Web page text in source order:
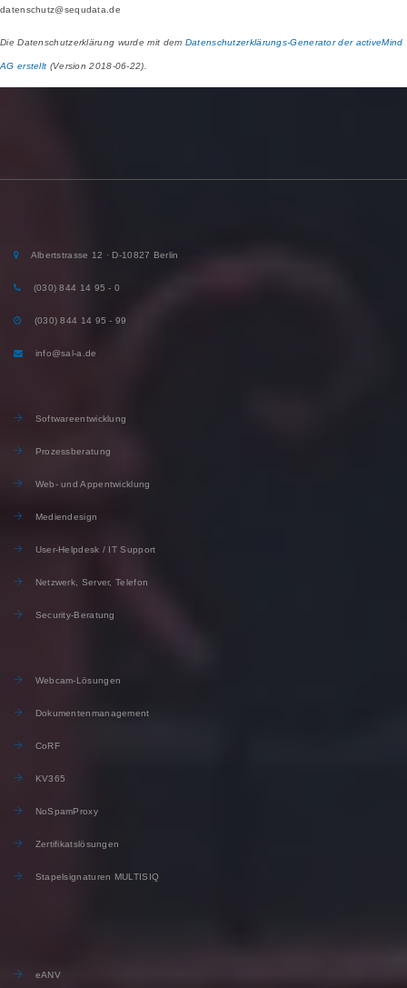
datenschutz@sequdata.de
Die Datenschutzerklärung wurde mit dem Datenschutzerklärungs-Generator der activeMind
AG erstellt (Version 2018-06-22).
Albertstrasse 12 · D-10827 Berlin
(030) 844 14 95 - 0
(030) 844 14 95 - 99
info@sal-a.de
Softwareentwicklung
Prozessberatung
Web- und Appentwicklung
Mediendesign
User-Helpdesk / IT Support
Netzwerk, Server, Telefon
Security-Beratung
Webcam-Lösungen
Dokumentenmanagement
CoRF
KV365
NoSpamProxy
Zertifikatslösungen
Stapelsignaturen MULTISIQ
eANV